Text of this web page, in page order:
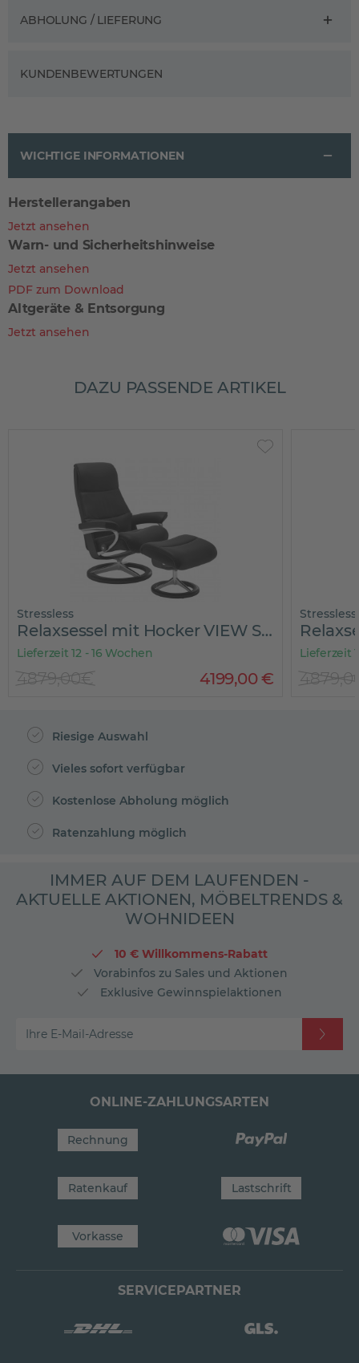
ABHOLUNG / LIEFERUNG
KUNDENBEWERTUNGEN
WICHTIGE INFORMATIONEN
Herstellerangaben
Jetzt ansehen
Warn- und Sicherheitshinweise
Jetzt ansehen
PDF zum Download
Altgeräte & Entsorgung
Jetzt ansehen
DAZU PASSENDE ARTIKEL
Stressless
Relaxsessel mit Hocker VIEW SIGNATURE
Lieferzeit 12 - 16 Wochen
4199,00€
4879,00€
Stressless
Lieferzeit
Riesige Auswahl
Vieles sofort verfügbar
Kostenlose Abholung möglich
Ratenzahlung möglich
IMMER AUF DEM LAUFENDEN -
AKTUELLE AKTIONEN, MÖBELTRENDS &
WOHNIDEEN
10 € Willkommens-Rabatt
Vorabinfos zu Sales und Aktionen
Exklusive Gewinnspielaktionen
Ihre E-Mail-Adresse
ONLINE-ZAHLUNGSARTEN
Rechnung
Ratenkauf Lastschrift
Vorkasse
SERVICEPARTNER